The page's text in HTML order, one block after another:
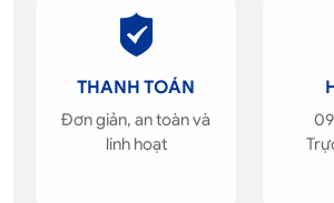
THANH TOÁN
Đơn giản, an toàn và
linh hoạt